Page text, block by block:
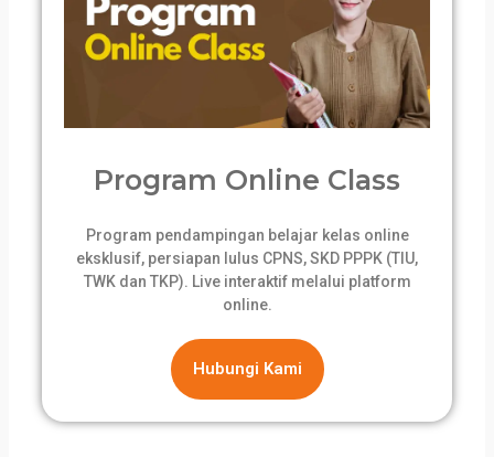
Program Online Class
Program pendampingan belajar kelas online
eksklusif, persiapan lulus CPNS, SKD PPPK (TIU,
TWK dan TKP). Live interaktif melalui platform
online.
Hubungi Kami